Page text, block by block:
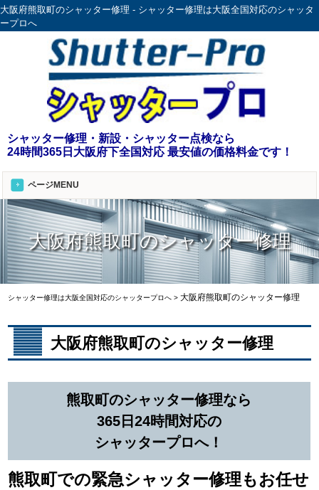
大阪府熊取町のシャッター修理 - シャッター修理は大阪全国対応のシャッタ
ープロへ
シャッター修理・新設・シャッター点検なら
24時間365日大阪府下全国対応 最安値の価格料金です！
ページMENU
大阪府熊取町のシャッター修理
シャッター修理は大阪全国対応のシャッタープロへ >大阪府熊取町のシャッター修理
大阪府熊取町のシャッター修理
熊取町のシャッター修理なら
365日24時間対応の
シャッタープロへ！
熊取町での緊急シャッター修理もお任せ